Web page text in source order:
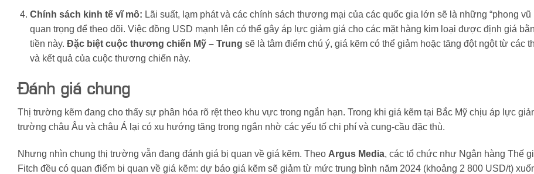
Chính sách kinh tế vĩ mô: Lãi suất, lạm phát và các chính sách thương mại của các quốc gia lớn sẽ là những “phong vũ
quan trọng để theo dõi. Việc đồng USD mạnh lên có thể gây áp lực giảm giá cho các mặt hàng kim loại được định giá
tiền này. Đặc biệt cuộc thương chiến Mỹ – Trung sẽ là tâm điểm chú ý, giá kẽm có thể giảm hoặc tăng đột ngột từ các
và kết quả của cuộc thương chiến này.
Đánh giá chung
Thị trường kẽm đang cho thấy sự phân hóa rõ rệt theo khu vực trong ngắn hạn. Trong khi giá kẽm tại Bắc Mỹ chịu áp lực
trường châu Âu và châu Á lại có xu hướng tăng trong ngắn nhờ các yếu tố chi phí và cung-cầu đặc thù.
Nhưng nhìn chung thị trường vẫn đang đánh giá bị quan về giá kẽm. Theo Argus Media, các tổ chức như Ngân hàng Thế
Fitch đều có quan điểm bi quan về giá kẽm: dự báo giá kẽm sẽ giảm từ mức trung bình năm 2024 (khoảng 2 800 USD/t)